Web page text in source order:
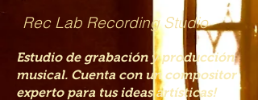
Rec Lab Recording Studio
Estudio de grabación y producción
musical. Cuenta con un compositor
experto para tus ideas artísticas!